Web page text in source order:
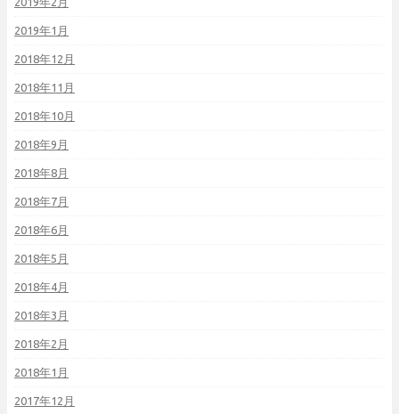
2019年1月
2018年12月
2018年11月
2018年10月
2018年9月
2018年8月
2018年7月
2018年6月
2018年5月
2018年4月
2018年3月
2018年2月
2018年1月
2017年12月